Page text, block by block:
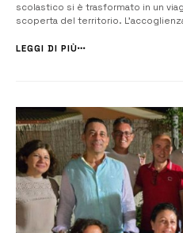
scolastico si è trasformato in un
scoperta del territorio.
Accoglienza e il progetto “Radici e
LEGGI DI PIÙ